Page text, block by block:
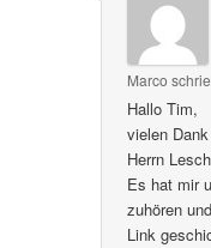
Marco
Hallo Tim,
vielen
Herrn
Es hat mir
zuhören
Link